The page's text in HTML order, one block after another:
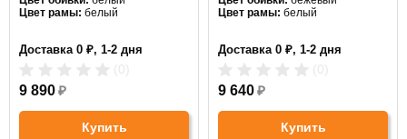
Цвет рамы: белый
Доставка 0 ₽, 1-2 дня
9 890₽
Купить
Цвет рамы: белый
Доставка 0 ₽, 1-2 дня
9 640₽
Купить